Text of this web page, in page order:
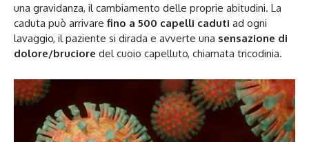
una gravidanza, il cambiamento delle proprie abitudini. La
caduta può arrivare fino a 500 capelli caduti ad ogni
lavaggio, il paziente si dirada e avverte una sensazione di
dolore/bruciore del cuoio capelluto, chiamata tricodinia.